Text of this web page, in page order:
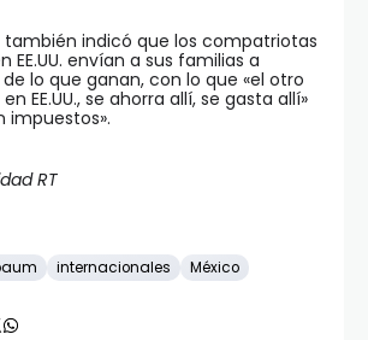
indicó que los compatriotas
EE.UU. envían a sus familias a
de lo que ganan, con lo que «el otro
EE.UU., se ahorra allí, se gasta allí»
impuestos».
RT
internacionales México